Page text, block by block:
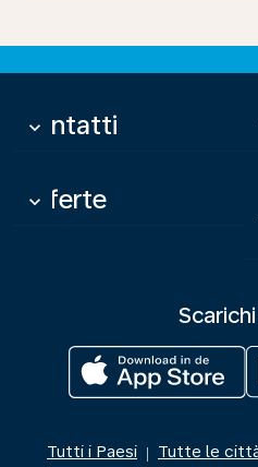
Contatti
keyboard_arrow_down
Offerte
keyboard_arrow_down
Scarichi
Tutti i Paesi | Tutte le